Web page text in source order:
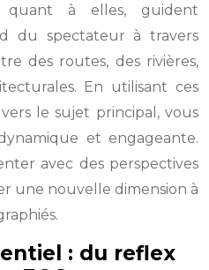
quant à elles, guident
du spectateur à travers
des routes, des rivières,
En utilisant ces
le sujet principal, vous
et engageante.
avec des perspectives
une nouvelle dimension à
: du reflex